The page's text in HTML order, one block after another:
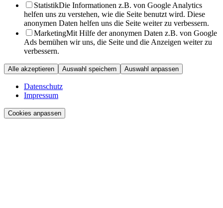
StatistikDie Informationen z.B. von Google Analytics
helfen uns zu verstehen, wie die Seite benutzt wird. Diese
anonymen Daten helfen uns die Seite weiter zu verbessern.
MarketingMit Hilfe der anonymen Daten z.B. von Google
Ads bemühen wir uns, die Seite und die Anzeigen weiter zu
verbessern.
Alle akzeptieren Auswahl speichern Auswahl anpassen
Datenschutz
Impressum
Cookies anpassen